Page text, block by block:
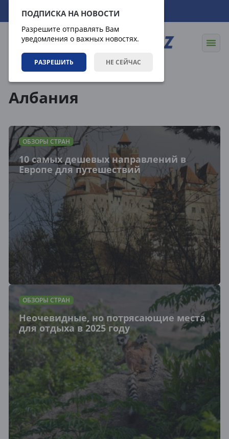
ПОДПИСКА НА НОВОСТИ
Разрешите отправлять Вам
уведомления о важных новостях.
РАЗРЕШИТЬ НЕ СЕЙЧАС
09.08.2026 05:59:57
Албания
ОБЗОРЫ СТРАН
10 самых дешевых направлений в
Европе для путешествий
ОБЗОРЫ СТРАН
Неочевидные, но потрясающие места
для отдыха в 2025 году